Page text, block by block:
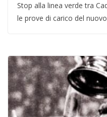
Stop alla linea verde tra
le prove di carico del